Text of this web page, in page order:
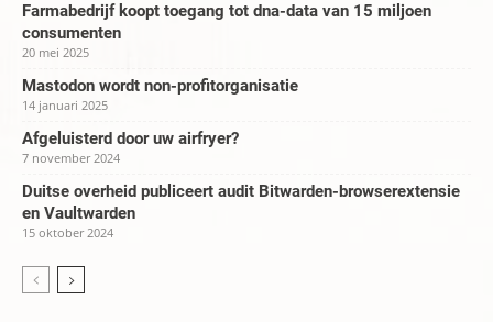
Farmabedrijf koopt toegang tot dna-data van 15 miljoen
consumenten
20 mei 2025
Mastodon wordt non-profitorganisatie
14 januari 2025
Afgeluisterd door uw airfryer?
7 november 2024
Duitse overheid publiceert audit Bitwarden-browserextensie
en Vaultwarden
15 oktober 2024